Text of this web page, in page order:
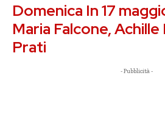
Domenica In 17
Maria Falcone,
Prati
- Pubblicità -